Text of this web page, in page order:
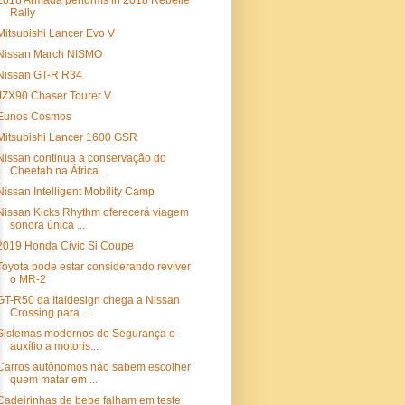
Rally
Lancer Evo V
March NISMO
GT-R R34
Chaser Tourer V.
Cosmos
Lancer 1600 GSR
continua a conservação do
Cheetah na África...
Intelligent Mobility Camp
Kicks Rhythm oferecerá viagem
sonora única ...
Honda Civic Si Coupe
pode estar considerando reviver
o MR-2
R50 da Italdesign chega a Nissan
Crossing para ...
modernos de Segurança e
auxílio a motoris...
autônomos não sabem escolher
quem matar em ...
de bebe falham em teste